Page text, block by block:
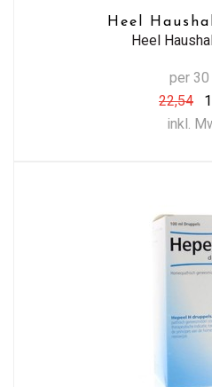
Heel
Heel
per
22,54
inkl.